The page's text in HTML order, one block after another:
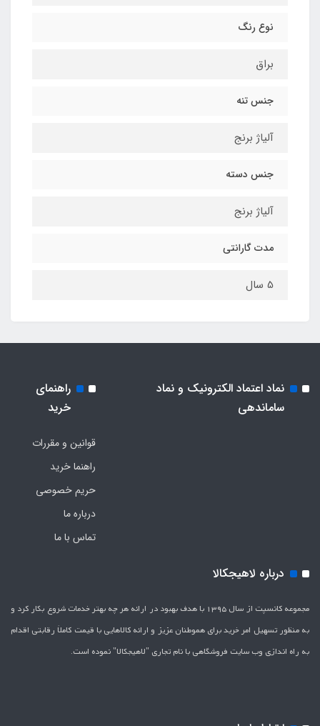
نوع رنگ
براق
جنس تنه
آلیاژ برنج
جنس دسته
آلیاژ برنج
مدت گارانتی
5 سال
نماد اعتماد الکترونیک و نماد
ساماندهی
راهنمای
خرید
قوانین و مقررات
راهنما خرید
حریم خصوصی
درباره ما
تماس با ما
درباره لاهیجکالا
مجموعه کانسپت از سال 1395 با هدف بهبود در ارائه هر چه بهتر خدمات شروع بکار کرد و
به منظور تسهیل امر خرید برای هموطنان عزیز و ارائه کالاهایی با قیمت کاملاَ رقابتی اقدام
به راه اندازی وب سایت فروشگاهی با نام تجاری "لاهیج­کالا" نموده است.